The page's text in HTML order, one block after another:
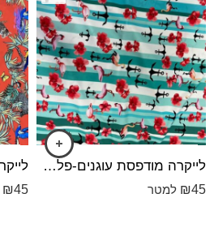
לייקרה מודפסת עוגנים-פלמינגו ופרחים רקע פסים טורקיז-מנטה ושמנת בהיר
₪45 למטר ₪45